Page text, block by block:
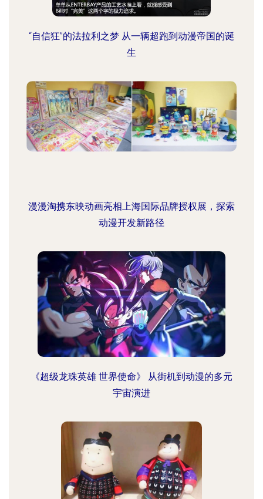
“自信狂”的法拉利之梦 从一辆超跑到动漫帝国的诞
生
漫漫淘携东映动画亮相上海国际品牌授权展，探索
动漫开发新路径
《超级龙珠英雄 世界使命》 从街机到动漫的多元
宇宙演进